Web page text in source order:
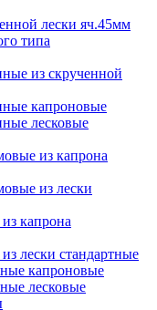
лески яч.45мм
типа
из скрученной
капроновые
лесковые
из капрона
из лески
капрона
лески стандартные
капроновые
лесковые